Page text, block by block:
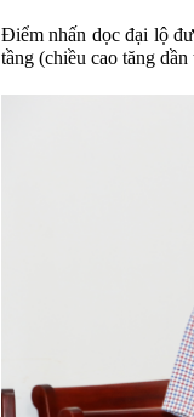
Điểm nhấn dọc đại lộ
tầng (chiều cao tăng